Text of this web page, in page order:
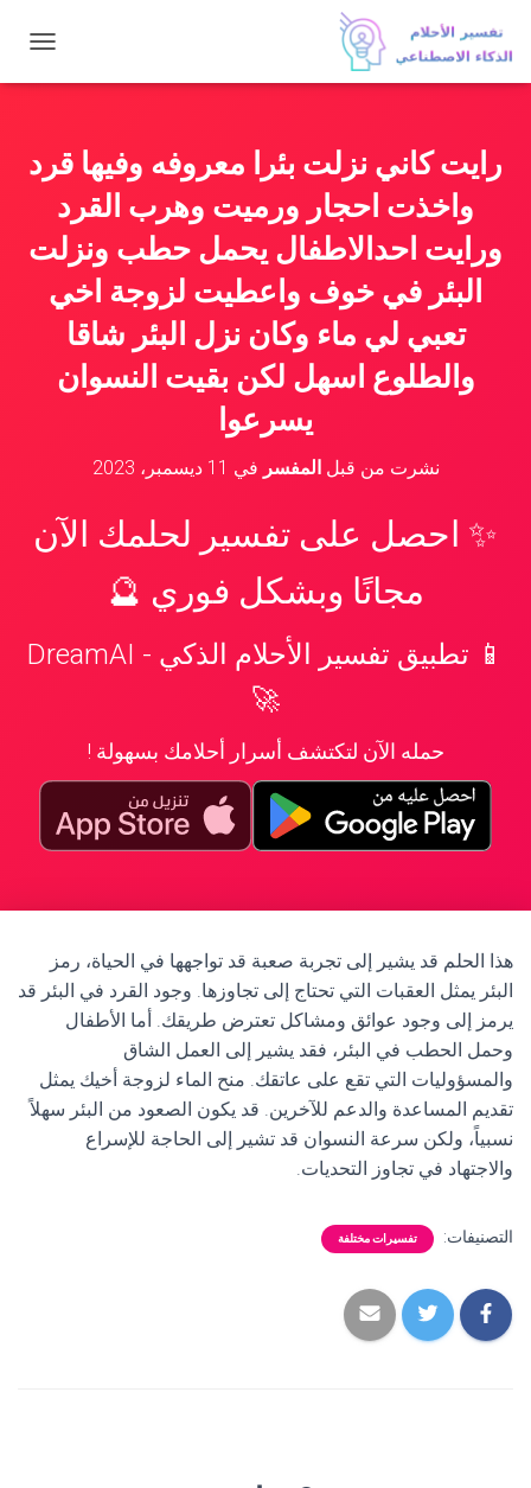
ب
ا
ق
رايت كاني نزلت بئرا معروفه وفيها قرد
واخذت احجار ورميت وهرب القرد
ورايت احدالاطفال يحمل حطب ونزلت
البئر في خوف واعطيت لزوجة اخي
تعبي لي ماء وكان نزل البئر شاقا
والطلوع اسهل لكن بقيت النسوان
يسرعوا
نشرت من قبلالمفسر في 11 ديسمبر، 2023
✨ احصل على تفسير لحلمك الآن
مجانًا وبشكل فوري 🔮
📱 تطبيق تفسير الأحلام الذكي - DreamAI
🚀
حمله الآن لتكتشف أسرار أحلامك بسهولة !
هذا الحلم قد يشير إلى تجربة صعبة قد تواجهها في الحياة، رمز
البئر يمثل العقبات التي تحتاج إلى تجاوزها. وجود القرد في البئر قد
يرمز إلى وجود عوائق ومشاكل تعترض طريقك. أما الأطفال
وحمل الحطب في البئر، فقد يشير إلى العمل الشاق
والمسؤوليات التي تقع على عاتقك. منح الماء لزوجة أخيك يمثل
تقديم المساعدة والدعم للآخرين. قد يكون الصعود من البئر سهلاً
نسبياً، ولكن سرعة النسوان قد تشير إلى الحاجة للإسراع
والاجتهاد في تجاوز التحديات.
التصنيفات: تفسيرات مختلفة